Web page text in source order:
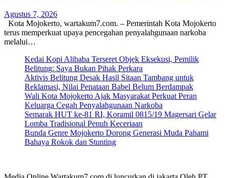
Agustus 7, 2026
Kota Mojokerto, wartakum7.com. – Pemerintah Kota Mojokerto
terus memperkuat upaya pencegahan penyalahgunaan narkoba
melalui…
Kedai Kopi Alibaba Terseret Objek Eksekusi, Pemilik
Belitung: Saya Bukan Pihak Perkara
Aktivis Belitung Desak Hasil Sitaan Tambang untuk
Reklamasi, Nilai Penataan Babel Belum Berdampak
Wali Kota Mojokerto Ajak Masyarakat Perkuat Peran
Keluarga Cegah Penyalahgunaan Narkoba
Semarak HUT ke-81 RI, Koramil 0815/19 Magersari Gelar
Lomba Tradisional Penuh Keceriaan
Bunda Genre Mojokerto Dorong Generasi Muda Pahami
Bahaya Rokok dan Stunting